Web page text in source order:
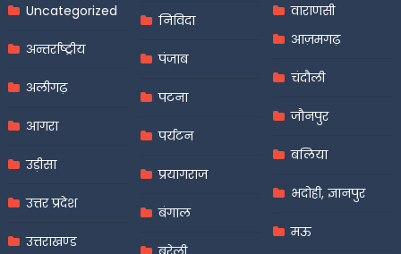
Uncategorized
अन्तर्राष्ट्रीय
अलीगढ़
आगरा
उड़ीसा
उत्तर प्रदेश
उत्तराखण्ड
निविदा
पंजाब
पटना
पर्यटन
प्रयागराज
बंगाल
वाराणसी
आज़मगढ़
चंदौली
जौनपुर
बलिया
भदोही, ज्ञानपुर
मऊ